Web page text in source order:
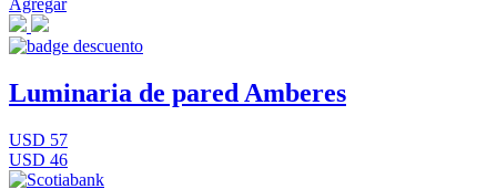
Agregar
Luminaria de pared Amberes
USD 57
USD 46